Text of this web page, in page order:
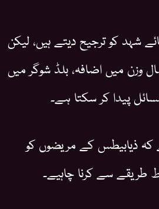
شہد کو ترجیح دیتے ہیں، لیکن
وزن میں اضافہ، بلڈ شوگر میں
پیدا کر سکتا ہے۔
کہ ذیابیطس کے مریضوں کو
طریقے سے کرنا چاہیے۔